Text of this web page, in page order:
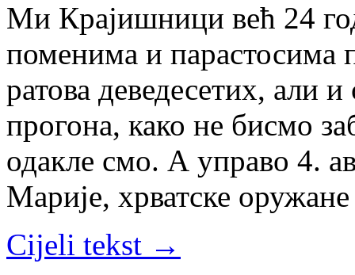
Ми Крајишници већ 24
поменима и парастосима
ратова деведесетих, али
прогона, како не бисмо
одакле смо. А управо 4.
Марије, хрватске
Cijeli tekst →